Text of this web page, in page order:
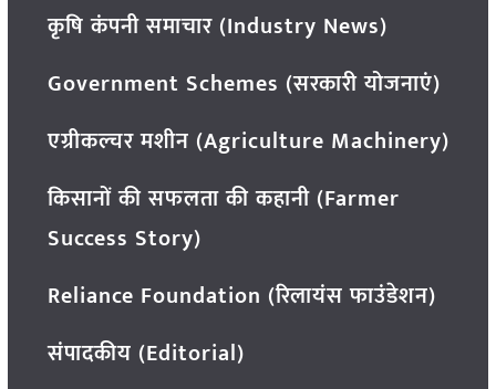
कृषि कंपनी समाचार (Industry News)
Government Schemes (सरकारी योजनाएं)
एग्रीकल्चर मशीन (Agriculture Machinery)
किसानों की सफलता की कहानी (Farmer
Success Story)
Reliance Foundation (रिलायंस फाउंडेशन)
संपादकीय (Editorial)